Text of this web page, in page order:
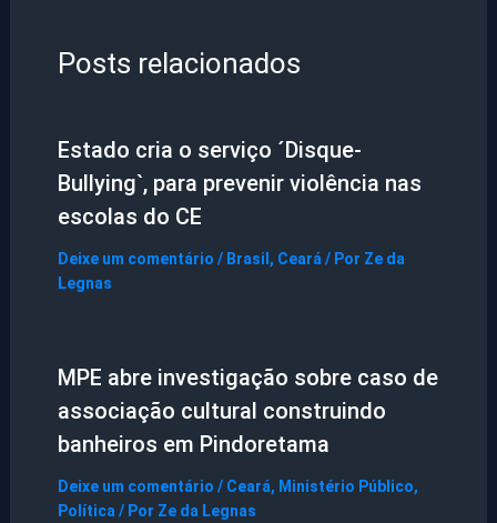
Posts relacionados
Estado cria o serviço ´Disque-
Bullying`, para prevenir violência nas
escolas do CE
Deixe um comentário / Brasil , Ceará/ Por Ze da
Legnas
MPE abre investigação sobre caso de
associação cultural construindo
banheiros em Pindoretama
Deixe um comentário / Ceará, Ministério Público,
Política/ Por Ze da Legnas